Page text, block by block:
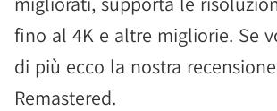
fino al 4K e altre migliorie. Se
di più ecco la nostra
Remastered.